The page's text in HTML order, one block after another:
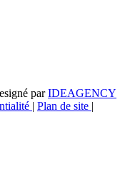
parIDEAGENCY
| Plan de site |